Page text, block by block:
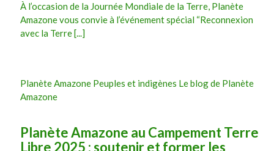
À l’occasion de la Journée Mondiale de la Terre, Planète
Amazone vous convie à l’événement spécial “Reconnexion
avec la Terre [...]
Planète Amazone Peuples et indigènes Le blog de Planète
Amazone
Planète Amazone au Campement Terre
Libre 2025 : soutenir et former les